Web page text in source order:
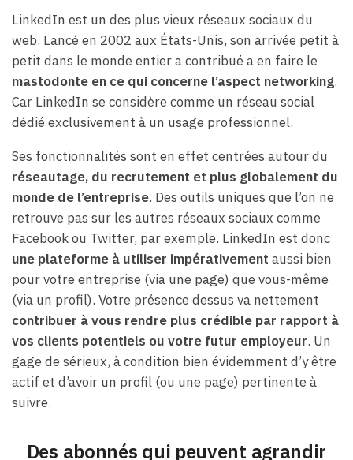
LinkedIn est un des plus vieux réseaux sociaux du
web. Lancé en 2002 aux États-Unis, son arrivée petit à
petit dans le monde entier a contribué a en faire le
mastodonte en ce qui concerne l’aspect networking.
Car LinkedIn se considère comme un réseau social
dédié exclusivement à un usage professionnel.
Ses fonctionnalités sont en effet centrées autour du
réseautage, du recrutement et plus globalement du
monde de l’entreprise. Des outils uniques que l’on ne
retrouve pas sur les autres réseaux sociaux comme
Facebook ou Twitter, par exemple. LinkedIn est donc
une plateforme à utiliser impérativement aussi bien
pour votre entreprise (via une page) que vous-même
(via un profil). Votre présence dessus va nettement
contribuer à vous rendre plus crédible par rapport à
vos clients potentiels ou votre futur employeur. Un
gage de sérieux, à condition bien évidemment d’y être
actif et d’avoir un profil (ou une page) pertinente à
suivre.
Des abonnés qui peuvent agrandir